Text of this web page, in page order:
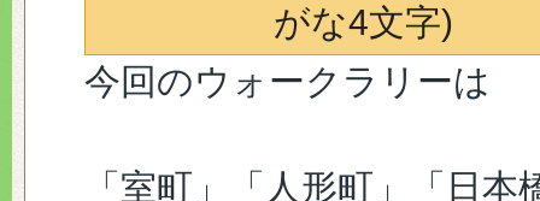
がな4文字)
今回のウォークラリーは
「室町」「人形町」「日本